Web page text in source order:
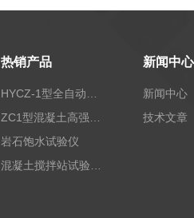
热销产品
岩石饱水试验仪
新闻中心
新闻中心
技术文章